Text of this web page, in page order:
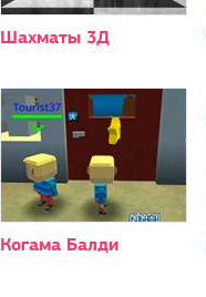
Шахматы 3Д
Когама Балди